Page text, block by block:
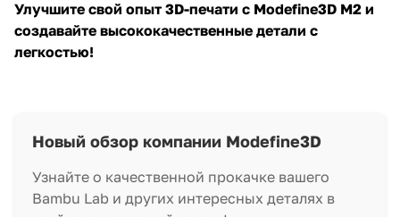
Улучшите свой опыт 3D-печати с Modefine3D M2 и
создавайте высококачественные детали с
легкостью!
Новый обзор компании Modefine3D
Узнайте о качественной прокачке вашего
Bambu Lab и других интересных деталях в